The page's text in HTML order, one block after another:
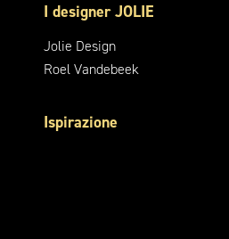
I designer JOLIE
Jolie Design
Roel Vandebeek
Ispirazione